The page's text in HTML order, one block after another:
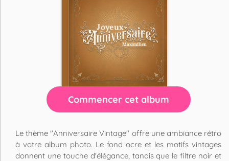
Commencer cet album
Le thème "Anniversaire Vintage" offre une ambiance rétro
à votre album photo. Le fond ocre et les motifs vintages
donnent une touche d'élégance, tandis que le filtre noir et